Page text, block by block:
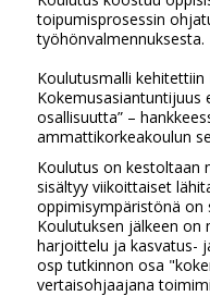
toipumisprosessin
työhönvalmennuksesta.
Koulutusmalli kehitettiin
Kokemusasiantuntijuus
osallisuutta” –
ammattikorkeakoulun
Koulutus on kestoltaan
sisältyy viikoittaiset
oppimisympäristönä on
Koulutuksen jälkeen
harjoittelu ja kasvatus-
osp tutkinnon osa
vertaisohjaajana